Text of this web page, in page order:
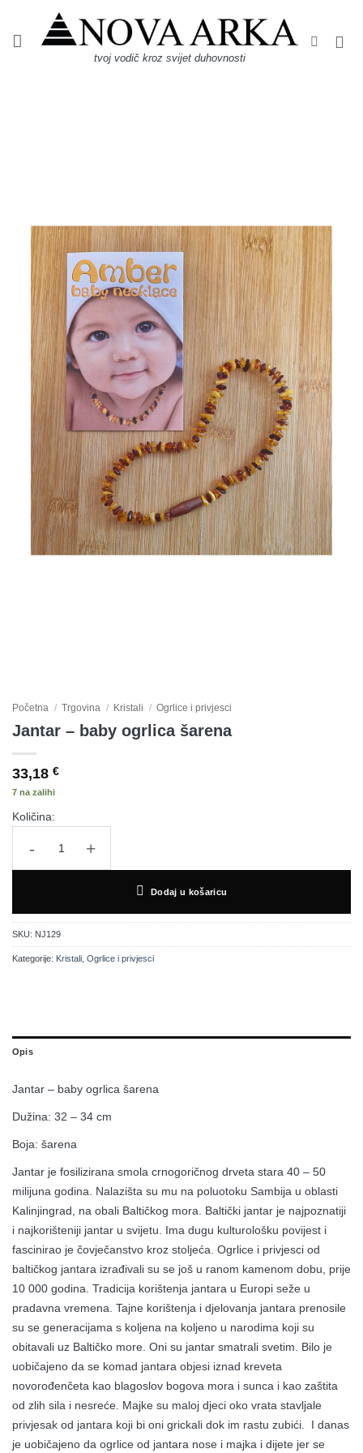
content
tvoj vodič kroz svijet duhovnosti
Početna / Trgovina / Kristali / Ogrlice i privjesci
Jantar – baby ogrlica šarena
33,18 €
7 na zalihi
Količina:
Dodaj u košaricu
SKU: NJ129
Kategorije: Kristali Ogrlice i privjesci
Opis
Jantar – baby ogrlica šarena
Dužina: 32 – 34 cm
Boja: šarena
Jantar je fosilizirana smola crnogoričnog drveta stara 40 – 50
milijuna godina. Nalazišta su mu na poluotoku Sambija u oblasti
Kalinjingrad, na obali Baltičkog mora. Baltički jantar je najpoznatiji
i najkorišteniji jantar u svijetu. Ima dugu kulturološku povijest i
fascinirao je čovječanstvo kroz stoljeća. Ogrlice i privjesci od
baltičkog jantara izrađivali su se još u ranom kamenom dobu, prije
10 000 godina. Tradicija korištenja jantara u Europi seže u
pradavna vremena. Tajne korištenja i djelovanja jantara prenosile
su se generacijama s koljena na koljeno u narodima koji su
obitavali uz Baltičko more. Oni su jantar smatrali svetim. Bilo je
uobičajeno da se komad jantara objesi iznad kreveta
novorođenčeta kao blagoslov bogova mora i sunca i kao zaštita
od zlih sila i nesreće. Majke su maloj djeci oko vrata stavljale
privjesak od jantara koji bi oni grickali dok im rastu zubići. I danas
je uobičajeno da ogrlice od jantara nose i majka i dijete jer se